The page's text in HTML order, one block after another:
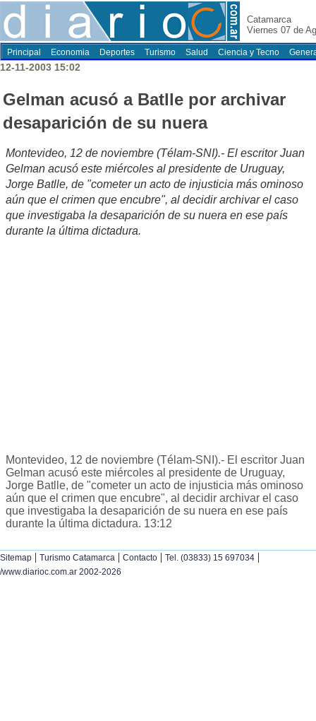
Catamarca
Viernes 07 de
Principal Economia Deportes Turismo Salud Ciencia y Tecno
12-11-2003 15:02
Gelman acusó a Batlle por archivar
desaparición de su nuera
Montevideo, 12 de noviembre (Télam-SNI).- El escritor Juan
Gelman acusó este miércoles al presidente de Uruguay,
Jorge Batlle, de "cometer un acto de injusticia más ominoso
aún que el crimen que encubre", al decidir archivar el caso
que investigaba la desaparición de su nuera en ese país
durante la última dictadura.
Montevideo, 12 de noviembre (Télam-SNI).- El escritor Juan
Gelman acusó este miércoles al presidente de Uruguay,
Jorge Batlle, de "cometer un acto de injusticia más ominoso
aún que el crimen que encubre", al decidir archivar el caso
que investigaba la desaparición de su nuera en ese país
durante la última dictadura. 13:12
Sitemap | Turismo Catamarca | Contacto | Tel. (03833) 15 697034 |
/www.diarioc.com.ar 2002-2026